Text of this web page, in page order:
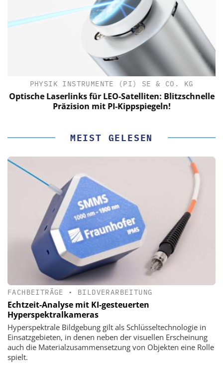
PHYSIK INSTRUMENTE (PI) SE & CO. KG
Optische Laserlinks für LEO-Satelliten: Blitzschnelle
Präzision mit PI-Kippspiegeln!
MEIST GELESEN
FACHBEITRÄGE • BILDVERARBEITUNG
Echtzeit-Analyse mit KI-gesteuerten
Hyperspektralkameras
Hyperspektrale Bildgebung gilt als Schlüsseltechnologie in
Einsatzgebieten, in denen neben der visuellen Erscheinung
auch die Materialzusammensetzung von Objekten eine Rolle
spielt.